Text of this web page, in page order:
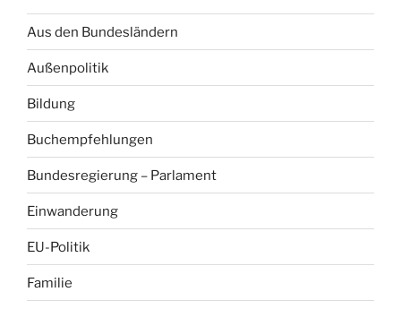
Aus den Bundesländern
Außenpolitik
Bildung
Buchempfehlungen
Bundesregierung – Parlament
Einwanderung
EU-Politik
Familie